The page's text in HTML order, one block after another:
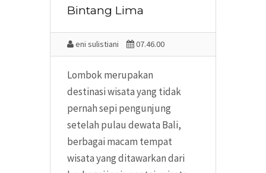
Bintang Lima
eni sulistiani 07.46.00
Lombok merupakan
destinasi wisata yang tidak
pernah sepi pengunjung
setelah pulau dewata Bali,
berbagai macam tempat
wisata yang ditawarkan dari